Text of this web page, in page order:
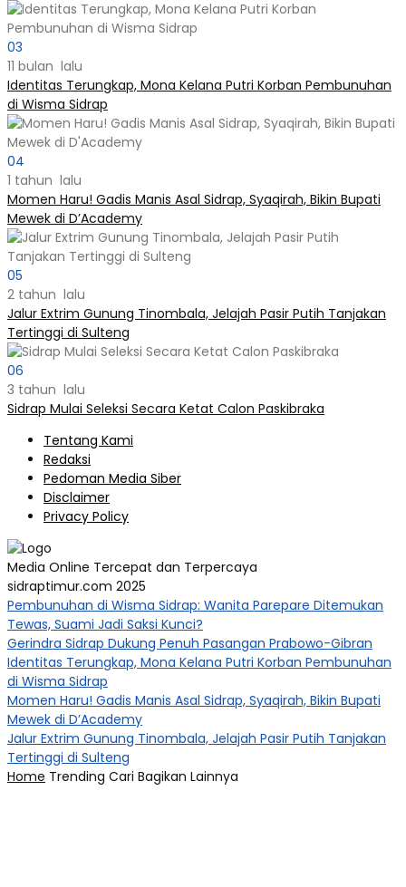
03
11 bulan lalu
Identitas Terungkap, Mona Kelana Putri Korban Pembunuhan
di Wisma Sidrap
04
1 tahun lalu
Momen Haru! Gadis Manis Asal Sidrap, Syaqirah, Bikin Bupati
Mewek di D’Academy​
05
2 tahun lalu
Jalur Extrim Gunung Tinombala, Jelajah Pasir Putih Tanjakan
Tertinggi di Sulteng
06
3 tahun lalu
Sidrap Mulai Seleksi Secara Ketat Calon Paskibraka
Tentang Kami
Redaksi
Pedoman Media Siber
Disclaimer
Privacy Policy
Media Online Tercepat dan Terpercaya
sidraptimur.com 2025
Pembunuhan di Wisma Sidrap: Wanita Parepare Ditemukan
Tewas, Suami Jadi Saksi Kunci?
Gerindra Sidrap Dukung Penuh Pasangan Prabowo-Gibran
Identitas Terungkap, Mona Kelana Putri Korban Pembunuhan
di Wisma Sidrap
Momen Haru! Gadis Manis Asal Sidrap, Syaqirah, Bikin Bupati
Mewek di D’Academy​
Jalur Extrim Gunung Tinombala, Jelajah Pasir Putih Tanjakan
Tertinggi di Sulteng
Home Trending Cari Bagikan Lainnya